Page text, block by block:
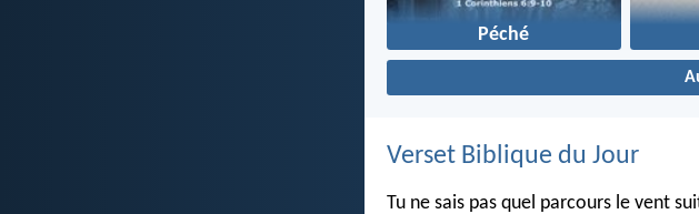
Péché
Verset Biblique du Jour
Tu ne sais pas quel parcours le vent